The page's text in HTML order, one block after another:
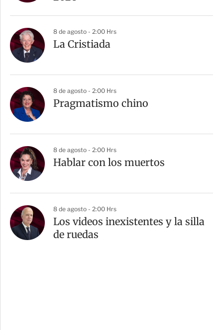
8 de agosto - 2:00 Hrs
La Cristiada
8 de agosto - 2:00 Hrs
Pragmatismo chino
8 de agosto - 2:00 Hrs
Hablar con los muertos
8 de agosto - 2:00 Hrs
Los videos inexistentes y la silla
de ruedas